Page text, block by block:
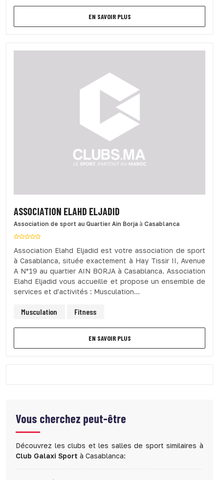
EN SAVOIR PLUS
ASSOCIATION ELAHD ELJADID
Association de sport au Quartier Ain Borja à Casablanca
Association Elahd Eljadid est votre association de sport
à Casablanca, située exactement à Hay Tissir II, Avenue
A N°19 au quartier AIN BORJA à Casablanca. Association
Elahd Eljadid vous accueille et propose un ensemble de
services et d'activités : Musculation...
Musculation Fitness
EN SAVOIR PLUS
Vous cherchez peut-être
Découvrez les clubs et les salles de sport similaires à
Club Galaxi Sport à Casablanca: